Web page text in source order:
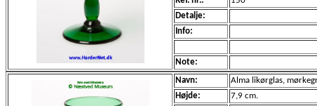
Detalje:
Info:
Note:
Navn:
Alma likørglas,
Højde:
7,9 cm.